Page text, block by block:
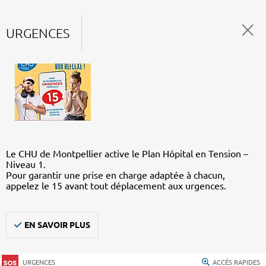
URGENCES
Le CHU de Montpellier active le Plan Hôpital en Tension –
Niveau 1.
Pour garantir une prise en charge adaptée à chacun,
appelez le 15 avant tout déplacement aux urgences.
EN SAVOIR PLUS
URGENCES ACCÈS RAPIDES